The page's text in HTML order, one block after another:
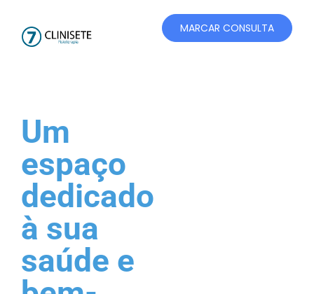
MARCAR CONSULTA
Um
espaço
dedicado
à sua
saúde e